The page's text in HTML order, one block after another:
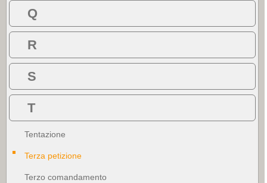
Q
R
S
T
Tentazione
Terza petizione
Terzo comandamento